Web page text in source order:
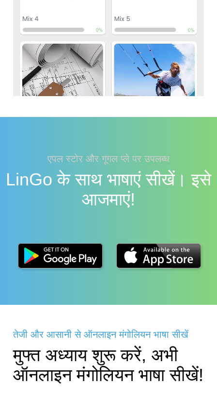
एपल स्टोर और गूगल प्ले पर उपलब्ध
LinGo के साथ भाषाएं सीखें। इसे
आजमाएं!
तेजी और आसानी से ऑनलाइन मंगोलियन भाषा सीखें
मुफ्त अध्याय शुरू करें, अभी
ऑनलाइन मंगोलियन भाषा सीखें!